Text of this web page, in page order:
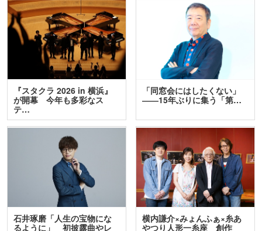
『スタクラ 2026 in 横浜』
が開幕 今年も多彩なス
テ…
「同窓会にはしたくない」
――15年ぶりに集う「第…
石井琢磨「人生の宝物にな
るように」 初披露曲やレ
横内謙介×みょんふぁ×糸あ
やつり人形一糸座 創作